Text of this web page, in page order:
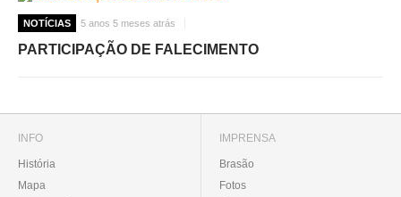
NOTÍCIAS 5 anos 5 meses atrás
PARTICIPAÇÃO DE FALECIMENTO
INFO
História
Mapa
IMPRENSA
Brasão
Fotos